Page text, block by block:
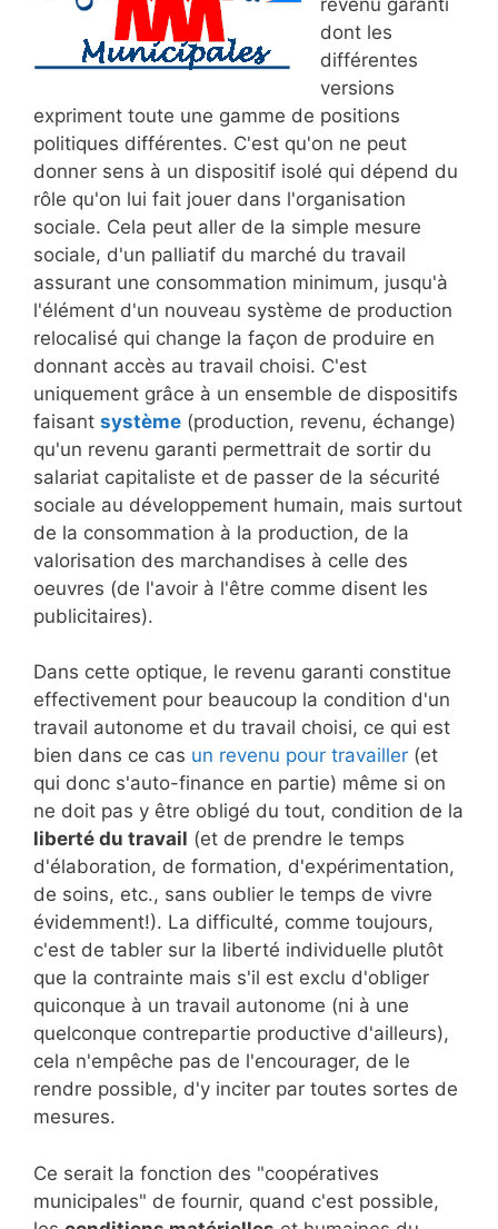
dont les
différentes
versions
expriment toute une gamme de positions
politiques différentes. C'est qu'on ne peut
donner sens à un dispositif isolé qui dépend du
rôle qu'on lui fait jouer dans l'organisation
sociale. Cela peut aller de la simple mesure
sociale, d'un palliatif du marché du travail
assurant une consommation minimum, jusqu'à
l'élément d'un nouveau système de production
relocalisé qui change la façon de produire en
donnant accès au travail choisi. C'est
uniquement grâce à un ensemble de dispositifs
faisant système (production, revenu, échange)
qu'un revenu garanti permettrait de sortir du
salariat capitaliste et de passer de la sécurité
sociale au développement humain, mais surtout
de la consommation à la production, de la
valorisation des marchandises à celle des
oeuvres (de l'avoir à l'être comme disent les
publicitaires).
Dans cette optique, le revenu garanti constitue
effectivement pour beaucoup la condition d'un
travail autonome et du travail choisi, ce qui est
bien dans ce cas un revenu pour travailler (et
qui donc s'auto-finance en partie) même si on
ne doit pas y être obligé du tout, condition de la
liberté du travail (et de prendre le temps
d'élaboration, de formation, d'expérimentation,
de soins, etc., sans oublier le temps de vivre
évidemment!). La difficulté, comme toujours,
c'est de tabler sur la liberté individuelle plutôt
que la contrainte mais s'il est exclu d'obliger
quiconque à un travail autonome (ni à une
quelconque contrepartie productive d'ailleurs),
cela n'empêche pas de l'encourager, de le
rendre possible, d'y inciter par toutes sortes de
mesures.
Ce serait la fonction des "coopératives
municipales" de fournir, quand c'est possible,